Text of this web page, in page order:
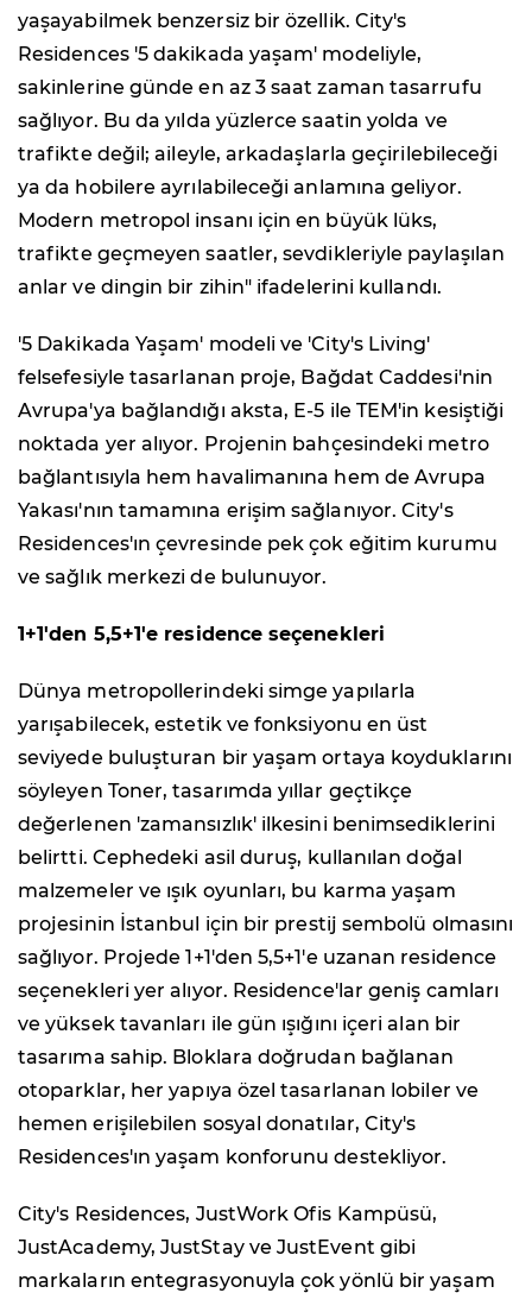
yaşayabilmek benzersiz bir özellik. City's
Residences '5 dakikada yaşam' modeliyle,
sakinlerine günde en az 3 saat zaman tasarrufu
sağlıyor. Bu da yılda yüzlerce saatin yolda ve
trafikte değil; aileyle, arkadaşlarla geçirilebileceği
ya da hobilere ayrılabileceği anlamına geliyor.
Modern metropol insanı için en büyük lüks,
trafikte geçmeyen saatler, sevdikleriyle paylaşılan
anlar ve dingin bir zihin" ifadelerini kullandı.
'5 Dakikada Yaşam' modeli ve 'City's Living'
felsefesiyle tasarlanan proje, Bağdat Caddesi'nin
Avrupa'ya bağlandığı aksta, E-5 ile TEM'in kesiştiği
noktada yer alıyor. Projenin bahçesindeki metro
bağlantısıyla hem havalimanına hem de Avrupa
Yakası'nın tamamına erişim sağlanıyor. City's
Residences'ın çevresinde pek çok eğitim kurumu
ve sağlık merkezi de bulunuyor.
1+1'den 5,5+1'e residence seçenekleri
Dünya metropollerindeki simge yapılarla
yarışabilecek, estetik ve fonksiyonu en üst
seviyede buluşturan bir yaşam ortaya koyduklarını
söyleyen Toner, tasarımda yıllar geçtikçe
değerlenen 'zamansızlık' ilkesini benimsediklerini
belirtti. Cephedeki asil duruş, kullanılan doğal
malzemeler ve ışık oyunları, bu karma yaşam
projesinin İstanbul için bir prestij sembolü olmasını
sağlıyor. Projede 1+1'den 5,5+1'e uzanan residence
seçenekleri yer alıyor. Residence'lar geniş camları
ve yüksek tavanları ile gün ışığını içeri alan bir
tasarıma sahip. Bloklara doğrudan bağlanan
otoparklar, her yapıya özel tasarlanan lobiler ve
hemen erişilebilen sosyal donatılar, City's
Residences'ın yaşam konforunu destekliyor.
City's Residences, JustWork Ofis Kampüsü,
JustAcademy, JustStay ve JustEvent gibi
markaların entegrasyonuyla çok yönlü bir yaşam